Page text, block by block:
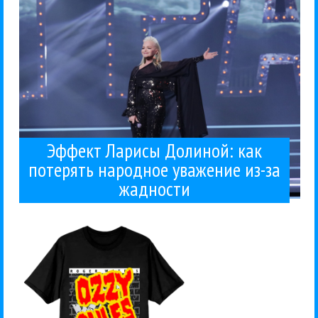
Эффект Ларисы Долиной: как
потерять народное уважение из-за
жадности
Эффект Ларисы Долиной:
как потерять народное
Ozzy против Роджера
Уотерса
Ozzy Osbourne Pink Floyd